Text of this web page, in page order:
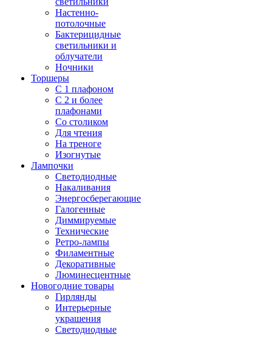
Настенно-
потолочные
Бактерицидные
светильники и
облучатели
Ночники
Торшеры
С 1 плафоном
С 2 и более
плафонами
Со столиком
Для чтения
На треноге
Изогнутые
Лампочки
Светодиодные
Накаливания
Энергосберегающие
Галогенные
Диммируемые
Технические
Ретро-лампы
Филаментные
Декоративные
Люминесцентные
Новогодние товары
Гирлянды
Интерьерные
украшения
Светодиодные